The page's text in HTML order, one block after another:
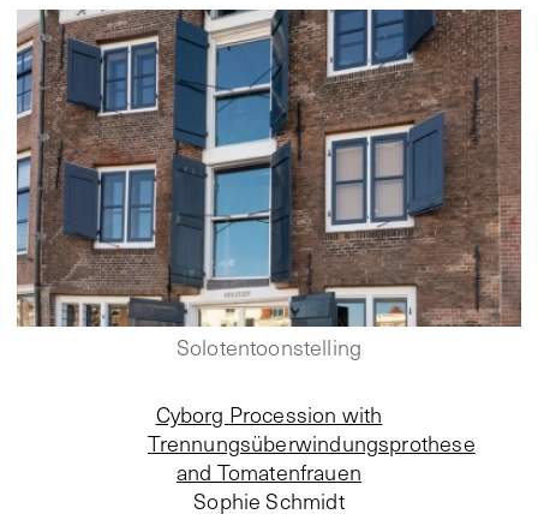
Solotentoonstelling
Cyborg Procession with
Trennungsüberwindungsprothese
and Tomatenfrauen
Sophie Schmidt